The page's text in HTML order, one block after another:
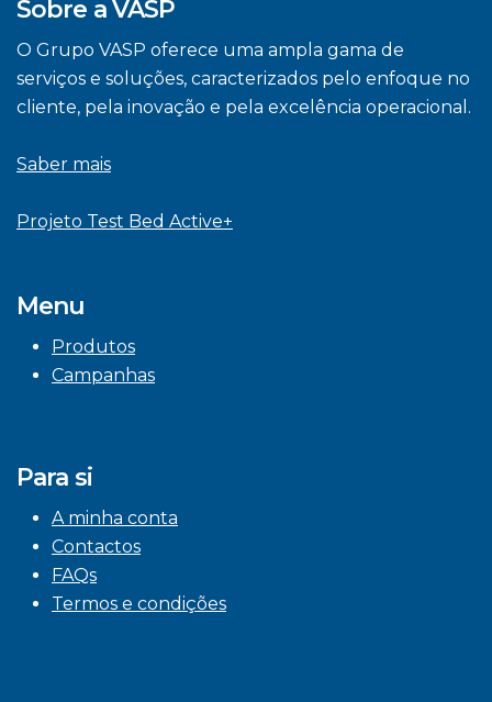
Sobre a VASP
O Grupo VASP oferece uma ampla gama de
serviços e soluções, caracterizados pelo enfoque no
cliente, pela inovação e pela excelência operacional.
Saber mais
Projeto Test Bed Active+
Menu
Produtos
Campanhas
Para si
A minha conta
Contactos
FAQs
Termos e condições